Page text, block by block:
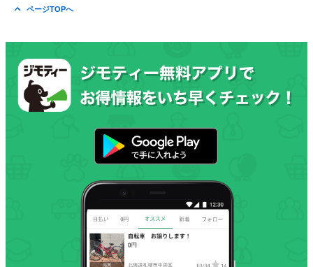
ページTOPへ